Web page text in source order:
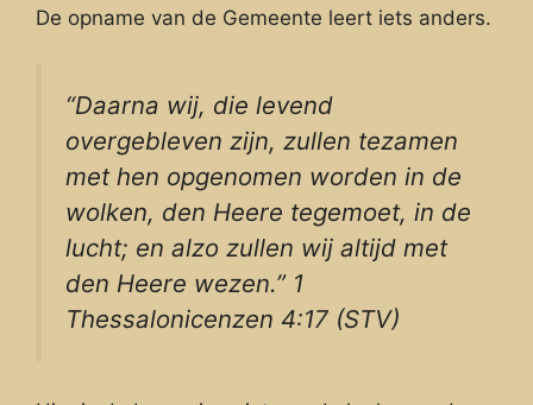
De opname van de Gemeente leert iets anders.
“Daarna wij, die levend
overgebleven zijn, zullen tezamen
met hen opgenomen worden in de
wolken, den Heere tegemoet, in de
lucht; en alzo zullen wij altijd met
den Heere wezen.” 1
Thessalonicenzen 4:17 (STV)